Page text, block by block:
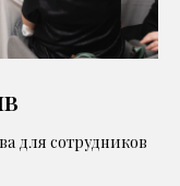
для сотрудников